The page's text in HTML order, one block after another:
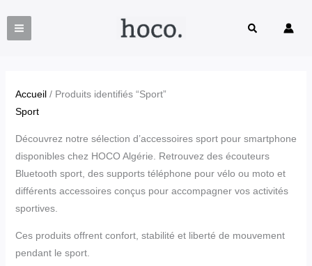
contenu
Rechercher
Accueil/ Produits identifiés “Sport”
Sport
Découvrez notre sélection d’accessoires sport pour smartphone
disponibles chez HOCO Algérie. Retrouvez des écouteurs
Bluetooth sport, des supports téléphone pour vélo ou moto et
différents accessoires conçus pour accompagner vos activités
sportives.
Ces produits offrent confort, stabilité et liberté de mouvement
pendant le sport.
plus